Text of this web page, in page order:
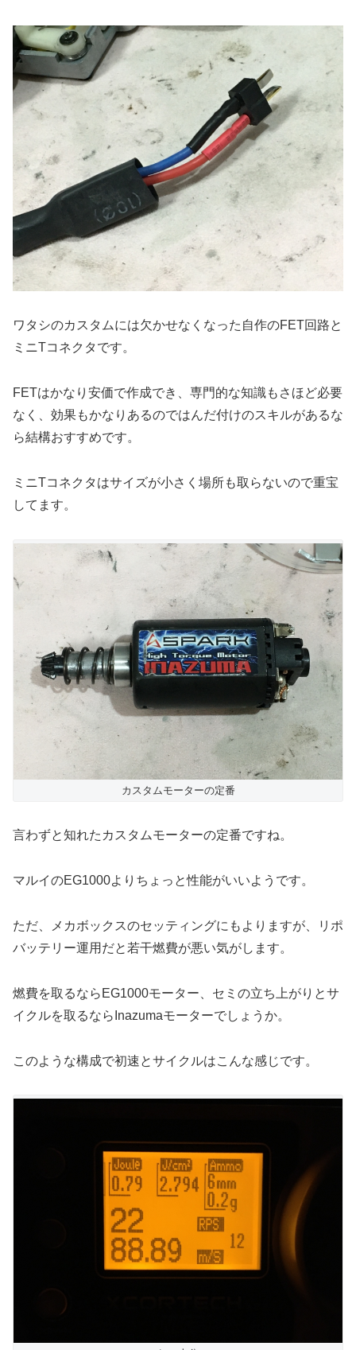
ワタシのカスタムには欠かせなくなった自作のFET回路と
ミニTコネクタです。
FETはかなり安価で作成でき、専門的な知識もさほど必要
なく、効果もかなりあるのではんだ付けのスキルがあるな
ら結構おすすめです。
ミニTコネクタはサイズが小さく場所も取らないので重宝
してます。
カスタムモーターの定番
言わずと知れたカスタムモーターの定番ですね。
マルイのEG1000よりちょっと性能がいいようです。
ただ、メカボックスのセッティングにもよりますが、リポ
バッテリー運用だと若干燃費が悪い気がします。
燃費を取るならEG1000モーター、セミの立ち上がりとサ
イクルを取るならInazumaモーターでしょうか。
このような構成で初速とサイクルはこんな感じです。